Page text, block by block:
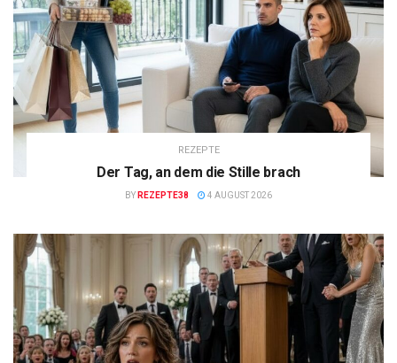
REZEPTE
Der Tag, an dem die Stille brach
BY REZEPTE38 4 AUGUST 2026